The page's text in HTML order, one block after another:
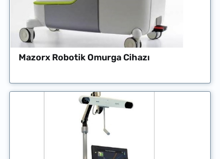
Mazorx Robotik Omurga Cihazı